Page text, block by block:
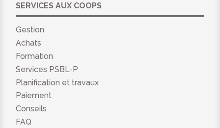
SERVICES AUX COOPS
Gestion
Achats
Formation
Services PSBL-P
Planification et travaux
Paiement
Conseils
FAQ